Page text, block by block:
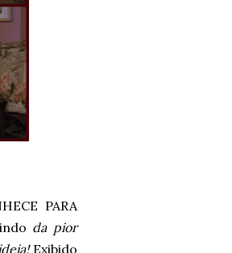
PARA
da pior
Exibido